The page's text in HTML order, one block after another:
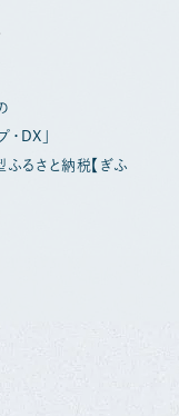
DX」
るさと納税【ぎふ